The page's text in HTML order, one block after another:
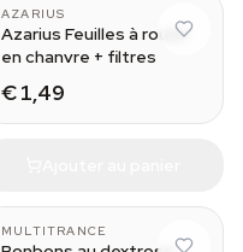
AZARIUS
Azarius Feuilles à rouler
en chanvre + filtres
€ 1,49
MULTITRANCE